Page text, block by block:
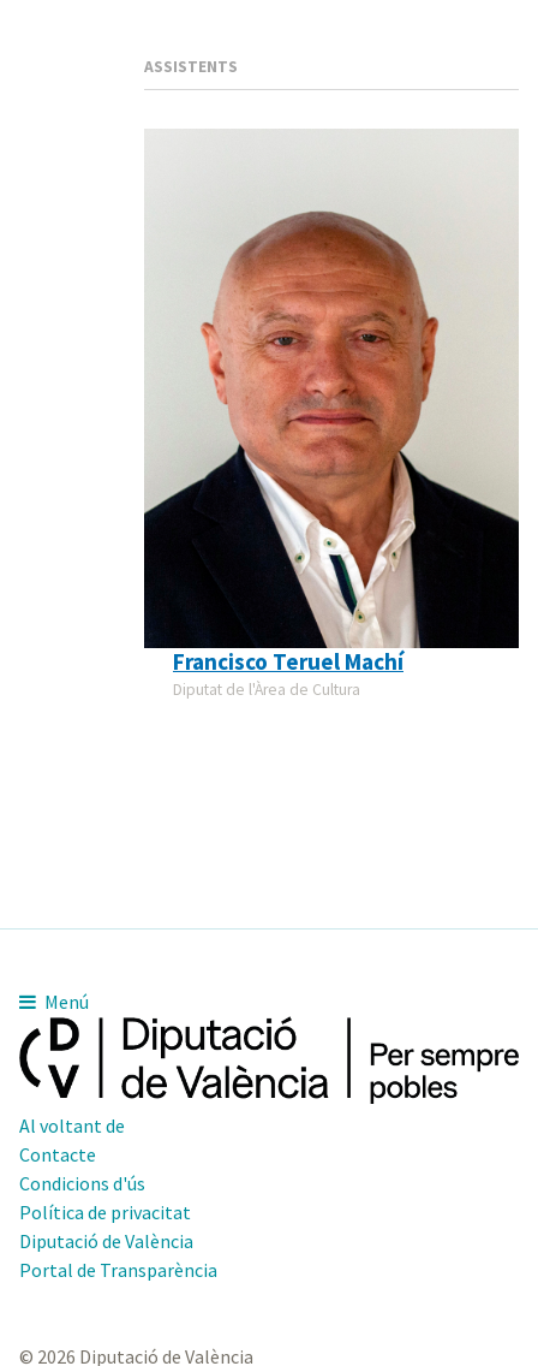
ASSISTENTS
Francisco Teruel Machí
Diputat de l'Àrea de Cultura
Menú
Al voltant de
Contacte
Condicions d'ús
Política de privacitat
Diputació de València
Portal de Transparència
© 2026 Diputació de València